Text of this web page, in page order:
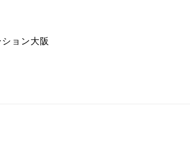
ョン大阪